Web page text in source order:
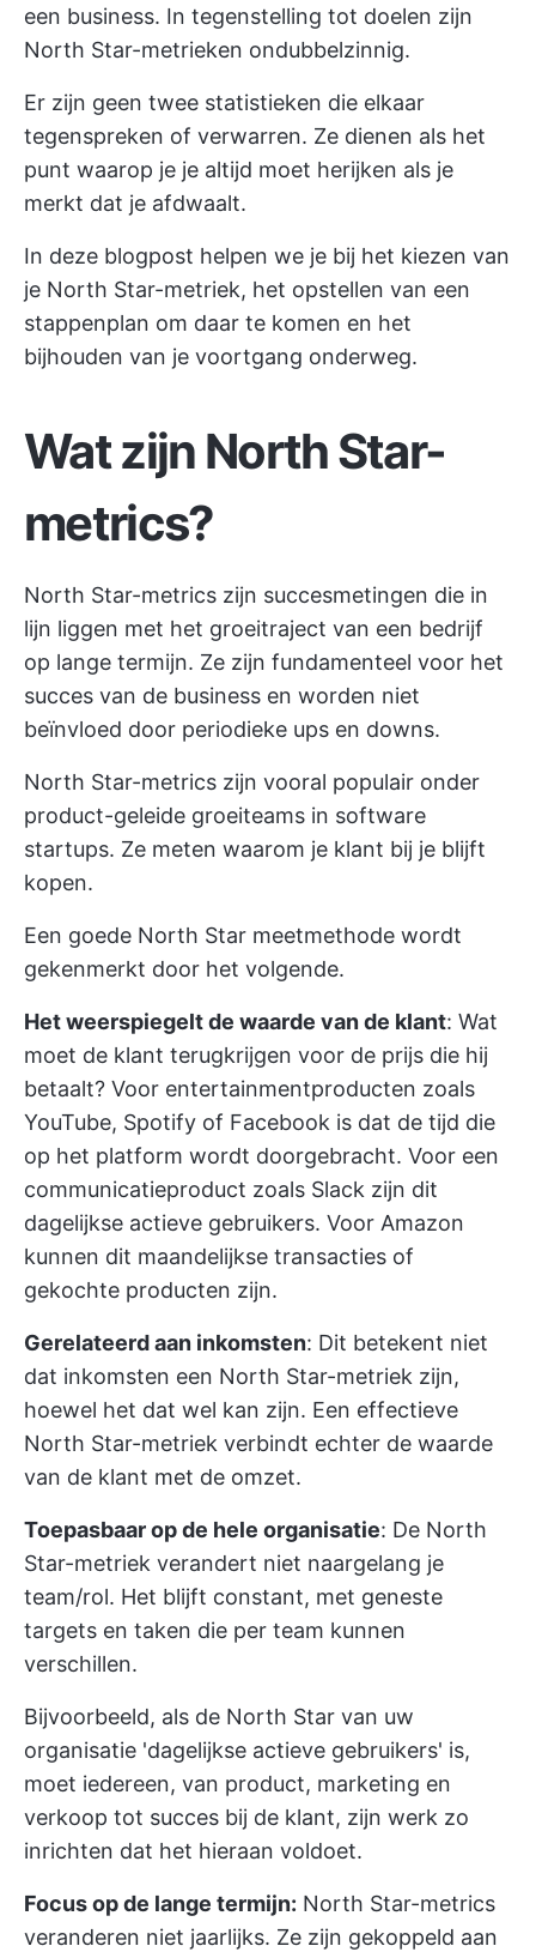
een business. In tegenstelling tot doelen zijn
North Star-metrieken ondubbelzinnig.
Er zijn geen twee statistieken die elkaar
tegenspreken of verwarren. Ze dienen als het
punt waarop je je altijd moet herijken als je
merkt dat je afdwaalt.
In deze blogpost helpen we je bij het kiezen van
je North Star-metriek, het opstellen van een
stappenplan om daar te komen en het
bijhouden van je voortgang onderweg.
Wat zijn North Star-
metrics?
North Star-metrics zijn succesmetingen die in
lijn liggen met het groeitraject van een bedrijf
op lange termijn. Ze zijn fundamenteel voor het
succes van de business en worden niet
beïnvloed door periodieke ups en downs.
North Star-metrics zijn vooral populair onder
product-geleide groeiteams in software
startups. Ze meten waarom je klant bij je blijft
kopen.
Een goede North Star meetmethode wordt
gekenmerkt door het volgende.
Het weerspiegelt de waarde van de klant: Wat
moet de klant terugkrijgen voor de prijs die hij
betaalt? Voor entertainmentproducten zoals
YouTube, Spotify of Facebook is dat de tijd die
op het platform wordt doorgebracht. Voor een
communicatieproduct zoals Slack zijn dit
dagelijkse actieve gebruikers. Voor Amazon
kunnen dit maandelijkse transacties of
gekochte producten zijn.
Gerelateerd aan inkomsten: Dit betekent niet
dat inkomsten een North Star-metriek zijn,
hoewel het dat wel kan zijn. Een effectieve
North Star-metriek verbindt echter de waarde
van de klant met de omzet.
Toepasbaar op de hele organisatie: De North
Star-metriek verandert niet naargelang je
team/rol. Het blijft constant, met geneste
targets en taken die per team kunnen
verschillen.
Bijvoorbeeld, als de North Star van uw
organisatie 'dagelijkse actieve gebruikers' is,
moet iedereen, van product, marketing en
verkoop tot succes bij de klant, zijn werk zo
inrichten dat het hieraan voldoet.
Focus op de lange termijn: North Star-metrics
veranderen niet jaarlijks. Ze zijn gekoppeld aan